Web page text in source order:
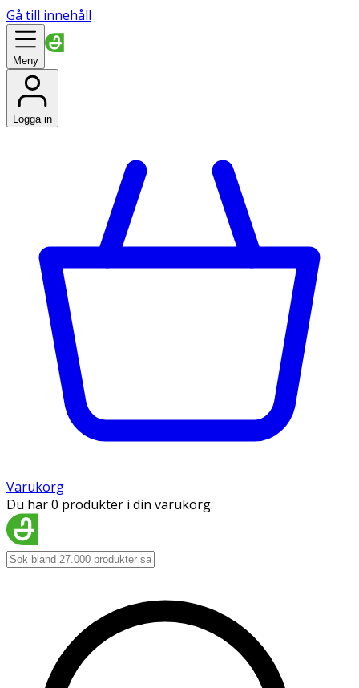
Gå till innehåll
Meny
Logga in
Varukorg
Du har 0 produkter i din varukorg.